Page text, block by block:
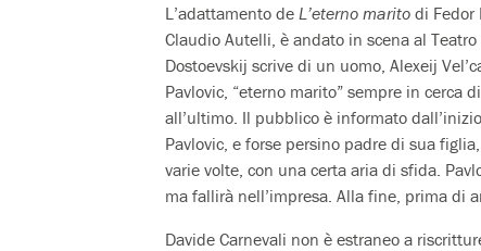
L’adattamento de L’eterno marito di Fedor
Claudio Autelli, è andato in scena al
Dostoevskij scrive di un uomo, Alexeij
Pavlovic, “eterno marito” sempre in cerca
all’ultimo. Il pubblico è informato
Pavlovic, e forse persino padre di sua
varie volte, con una certa aria di sfida.
ma fallirà nell’impresa. Alla fine, prima di
Davide Carnevali non è estraneo a